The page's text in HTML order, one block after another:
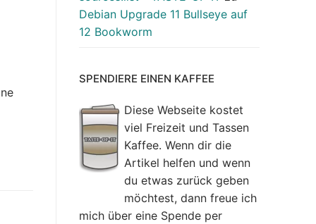
Debian Upgrade 11 Bullseye auf
12 Bookworm
SPENDIERE EINEN KAFFEE
Diese Webseite kostet
viel Freizeit und Tassen
Kaffee. Wenn dir die
Artikel helfen und wenn
du etwas zurück geben
möchtest, dann freue ich
mich über eine Spende per